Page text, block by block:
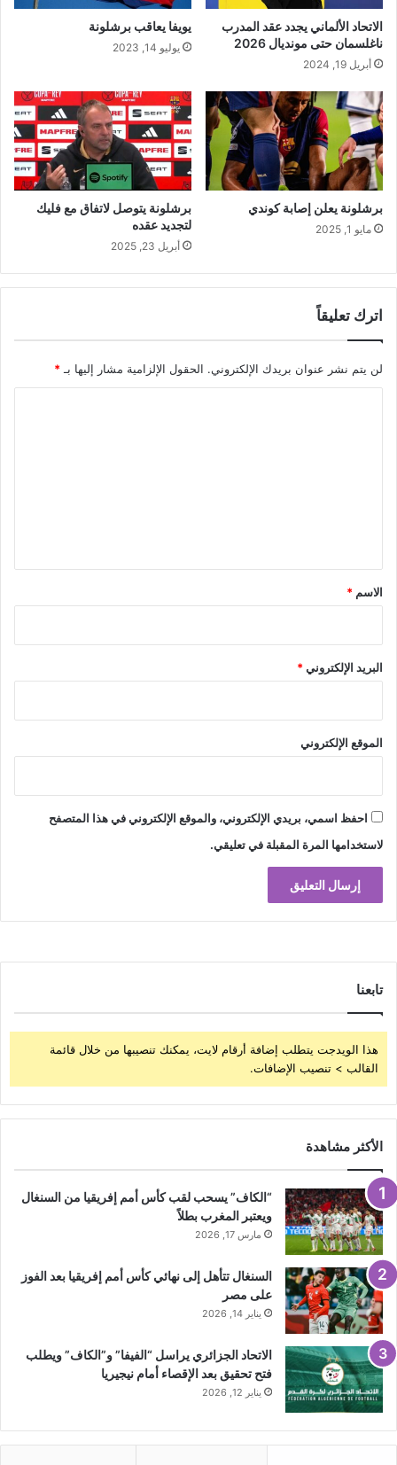
الاتحاد الألماني يجدد عقد المدرب
ناغلسمان حتى مونديال 2026
أبريل 19, 2024
يويفا يعاقب برشلونة
يوليو 14, 2023
برشلونة يعلن إصابة كوندي
مايو 1, 2025
برشلونة يتوصل لاتفاق مع فليك
لتجديد عقده
أبريل 23, 2025
اترك تعليقاً
لن يتم نشر عنوان بريدك الإلكتروني. الحقول الإلزامية مشار إليها بـ*
*
الاسم *
البريد الإلكتروني*
الموقع الإلكتروني
احفظ اسمي، بريدي الإلكتروني، والموقع الإلكتروني في هذا المتصفح
لاستخدامها المرة المقبلة في تعليقي.
تابعنا
هذا الويدجت يتطلب إضافة أرقام لايت، يمكنك تنصيبها من خلال قائمة
القالب > تنصيب الإضافات.
الأكثر مشاهدة
“الكاف” يسحب لقب كأس أمم إفريقيا من السنغال
ويعتبر المغرب بطلاً
مارس 17, 2026
السنغال تتأهل إلى نهائي كأس أمم إفريقيا بعد الفوز
على مصر
يناير 14, 2026
الاتحاد الجزائري يراسل “الفيفا” و”الكاف” ويطلب
فتح تحقيق بعد الإقصاء أمام نيجيريا
يناير 12, 2026